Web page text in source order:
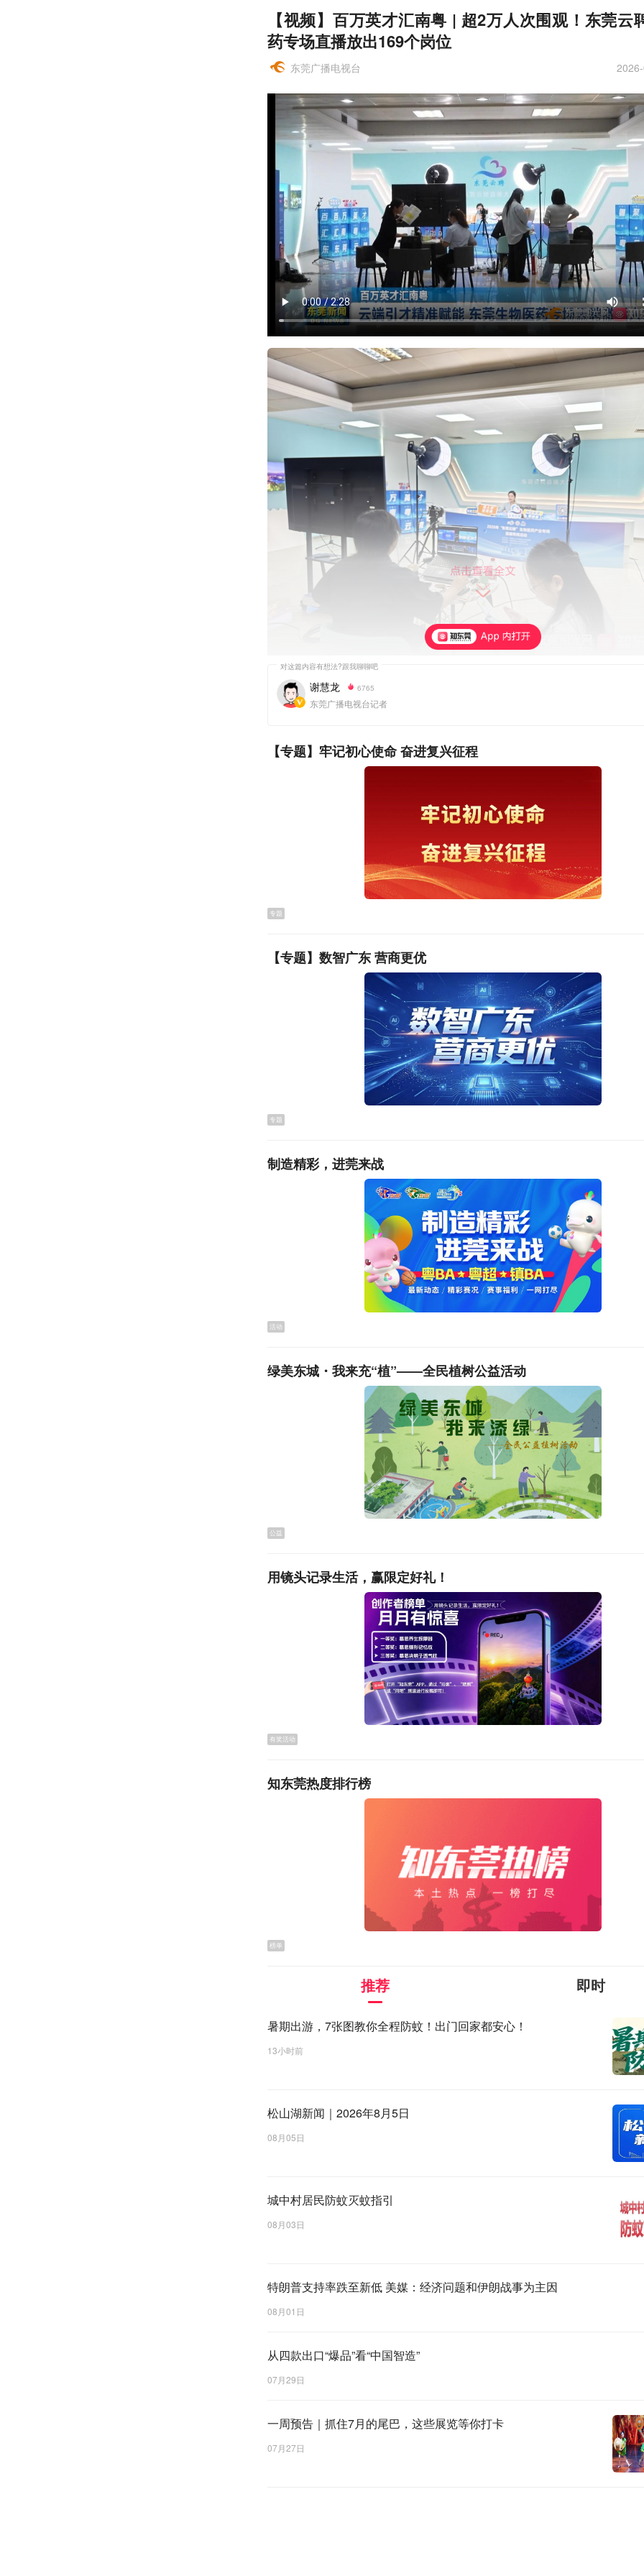
【视频】百万英才汇南粤 | 超2万人次围观！东莞云
药专场直播放出169个岗位
东莞广播电视台
为助力生物医药人才精准就业，5月14日下午，2026年“东莞云聘”生物医
直播带岗活动启动。本次活动集结了9家东莞本地生物医药企业，共带来
据了解，本次直播活动共联动松山湖、石龙、南城三个镇街（园区），参
生物医药领域实力企业，涵盖医疗科技、药业、康复医疗、眼科口腔等
展体系，助力求职者实现个人成长与企业发展双向共赢。
我们想通过这个渠道推广公司，第二是引进一些需要的人才。”
电子有限公司高端人才引进负责人危灿介绍，本次重点引进制造、工程
销、研发等多类人才，在直播间详细推介岗位信息，吸引意向人才投递应聘
值得一提的是，记者在现场看到，直播过程中专门设置了在线答疑环节，
坐镇直播间，实时回应求职者关于岗位详情、薪资待遇、晋升通道、入职
的，我们会约线下面试。”东莞同泰德康复医院办公室主任刘洋表示，直
效、新颖的招聘模式，医院也将持续借助这类新平台拓宽引才渠道，充实
统计数据显示，本场直播带岗活动围观人数达20166人次，累计收到简历
企、直播带岗多种活动，让好岗触手可及，真正实现从“人找岗位”向“岗位
编 辑： 黄佩玲
审 核：
谢慧龙 6765
东莞广播电视台记者
【专题】牢记初心使命 奋进复兴征程
专题
【专题】数智广东 营商更优
专题
制造精彩，进莞来战
活动
绿美东城・我来充“植”——全民植树公益活动
公益
用镜头记录生活，赢限定好礼！
有奖活动
知东莞热度排行榜
榜单
推荐 即时
暑期出游，7张图教你全程防蚊！出门回家都安心！
13小时前
松山湖新闻｜2026年8月5日
08月05日
城中村居民防蚊灭蚊指引
08月03日
特朗普支持率跌至新低 美媒：经济问题和伊朗战事为主因
08月01日
从四款出口“爆品”看“中国智造”
07月29日
一周预告｜抓住7月的尾巴，这些展览等你打卡
07月27日